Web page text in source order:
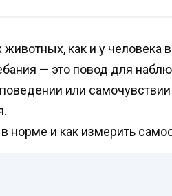
животных, как и у человека
— это повод для
или самочувствии